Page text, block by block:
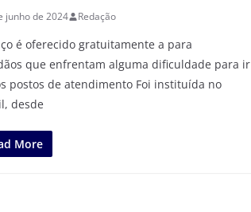
junho de 2024 Redação
é oferecido gratuitamente a para
que enfrentam alguma dificuldade para ir
postos de atendimento Foi instituída no
desde
More